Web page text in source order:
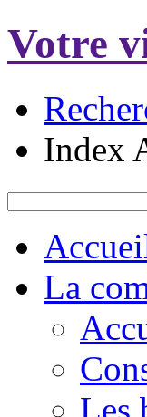
Votre
Index
La